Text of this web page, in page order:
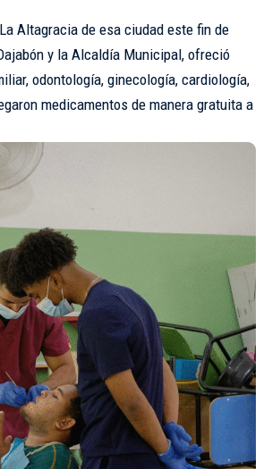
Altagracia de esa ciudad este fin de
y la Alcaldía Municipal, ofreció
odontología, ginecología, cardiología,
medicamentos de manera gratuita a